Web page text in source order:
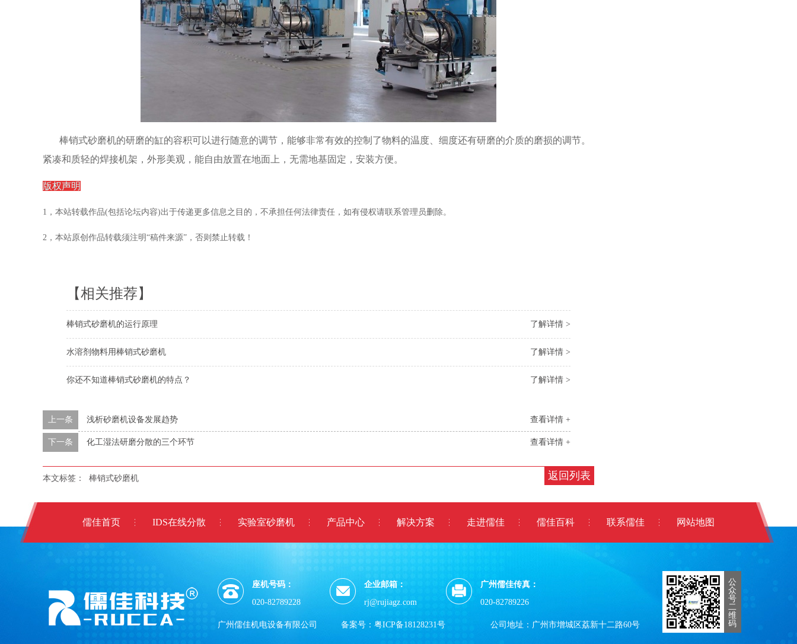
棒销式砂磨机的研磨的缸的容积可以进行随意的调节，能够非常有效的控制了物料的温度、细度还有研磨的介质的磨损的调节。
紧凑和质轻的焊接机架，外形美观，能自由放置在地面上，无需地基固定，安装方便。
版权声明
1，本站转载作品(包括论坛内容)出于传递更多信息之目的，不承担任何法律责任，如有侵权请联系管理员删除。
2，本站原创作品转载须注明“稿件来源”，否则禁止转载！
【相关推荐】
了解详情 >
棒销式砂磨机的运行原理
了解详情 >
水溶剂物料用棒销式砂磨机
了解详情 >
你还不知道棒销式砂磨机的特点？
查看详情 +
上一条 浅析砂磨机设备发展趋势
查看详情 +
下一条 化工湿法研磨分散的三个环节
返回列表
本文标签： 棒销式砂磨机
儒佳首页 IDS在线分散 实验室砂磨机 产品中心 解决方案 走进儒佳 儒佳百科 联系儒佳 网站地图
座机号码：
020-82789228
企业邮箱：
rj@rujiagz.com
广州儒佳传真：
020-82789226
广州儒佳机电设备有限公司 备案号： 粤ICP备18128231号 公司地址：广州市增城区荔新十二路60号
公
众
号
二
维
码